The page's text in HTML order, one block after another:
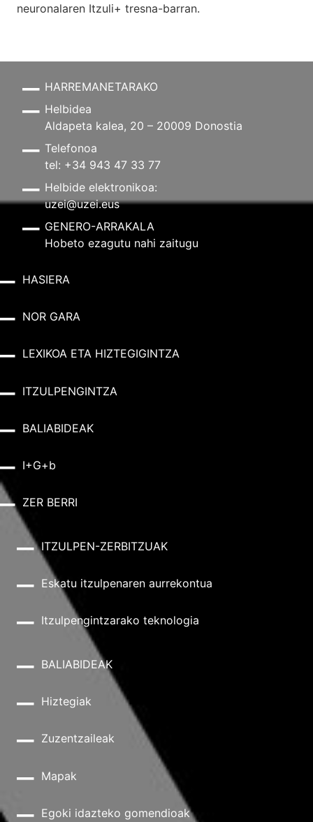
neuronalaren Itzuli+ tresna-barran.
HARREMANETARAKO
Helbidea
Aldapeta kalea, 20 – 20009 Donostia
Telefonoa
tel: +34 943 47 33 77
Helbide elektronikoa:
uzei@uzei.eus
GENERO-ARRAKALA
Hobeto ezagutu nahi zaitugu
HASIERA
NOR GARA
LEXIKOA ETA HIZTEGIGINTZA
ITZULPENGINTZA
BALIABIDEAK
I+G+b
ZER BERRI
ITZULPEN-ZERBITZUAK
Eskatu itzulpenaren aurrekontua
Itzulpengintzarako teknologia
BALIABIDEAK
Hiztegiak
Zuzentzaileak
Mapak
Egoki idazteko gomendioak